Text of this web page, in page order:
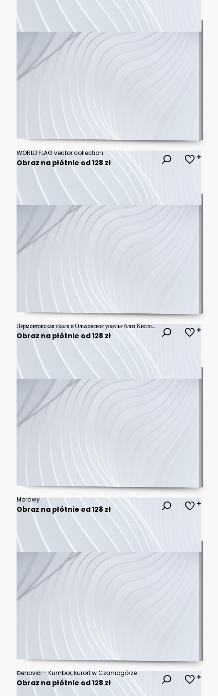
WORLD FLAG vector collection
Obraz na płótnie od 128 zł
Лермонтовская скала и Ольховское ущелье близ Кисловодска - место дуэли Печорина, Ставропольский край, Россия
Obraz na płótnie od 128 zł
Morawy
Obraz na płótnie od 128 zł
Đenovići - Kumbor, kurort w Czarnogórze
Obraz na płótnie od 128 zł